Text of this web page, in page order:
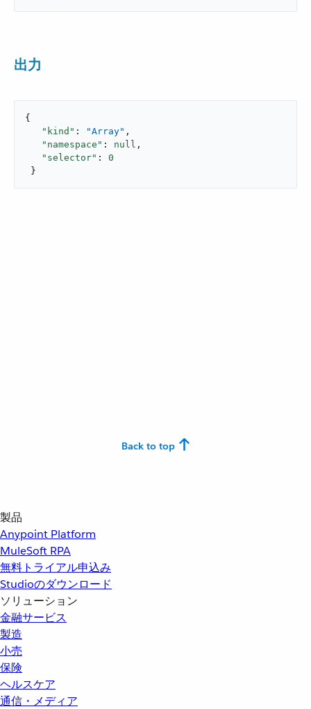
出力
{
"kind" : "Array" ,
"namespace" : null ,
"selector" : 0
}
Back to top
製品
Anypoint Platform
MuleSoft RPA
無料トライアル申込み
Studioのダウンロード
ソリューション
金融サービス
製造
小売
保険
ヘルスケア
通信・メディア